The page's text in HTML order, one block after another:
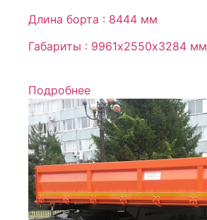
Длина борта : 8444 мм
Габариты : 9961х2550х3284 мм
Подробнее